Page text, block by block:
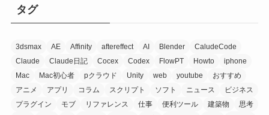
タグ
3dsmax AE Affinity aftereffect AI Blender
CaludeCode
Claude
Claude日記 Cocex Codex FlowPT Howto
iphone
Mac
Mac初心者 pクラウド Unity web youtube
おすすめ
アニメ
アプリ コラム スクリプト ソフト ニュース
ビジネス
プラグイン
モブ リファレンス 仕事 便利ツール 建築物
思考